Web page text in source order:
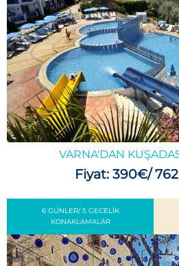
VARNA'DAN
Fiyat: 390€/
6 GÜNLER/ 5 GECELIK
KONAKLAMALAR